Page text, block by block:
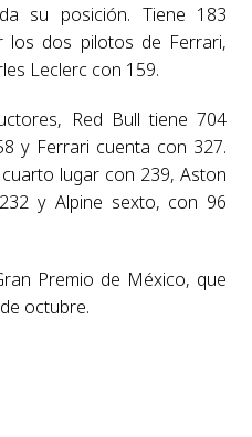
su posición. Tiene 183
los dos pilotos de Ferrari,
Leclerc con 159.
Red Bull tiene 704
y Ferrari cuenta con 327.
lugar con 239, Aston
y Alpine sexto, con 96
Premio de México, que
octubre.